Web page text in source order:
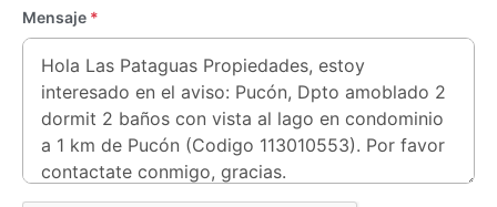
Mensaje *